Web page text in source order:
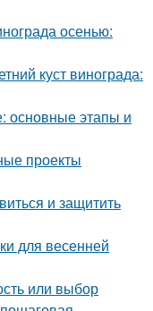
осенью:
куст винограда:
основные этапы и
проекты
и защитить
для весенней
или выбор